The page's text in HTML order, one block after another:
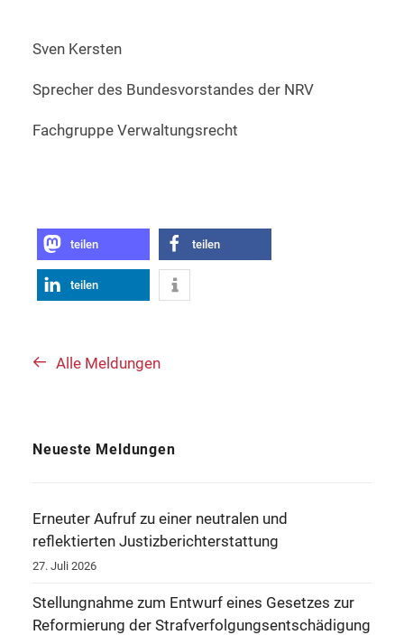
Sven Kersten
Sprecher des Bundesvorstandes der NRV
Fachgruppe Verwaltungsrecht
teilen teilen
teilen
Alle Meldungen
Neueste Meldungen
Erneuter Aufruf zu einer neutralen und
reflektierten Justizberichterstattung
27. Juli 2026
Stellungnahme zum Entwurf eines Gesetzes zur
Reformierung der Strafverfolgungsentschädigung